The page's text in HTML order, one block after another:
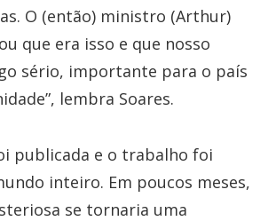
O (então) ministro (Arthur)
que era isso e que nosso
sério, importante para o país
lembra Soares.
publicada e o trabalho foi
inteiro. Em poucos meses,
se tornaria uma